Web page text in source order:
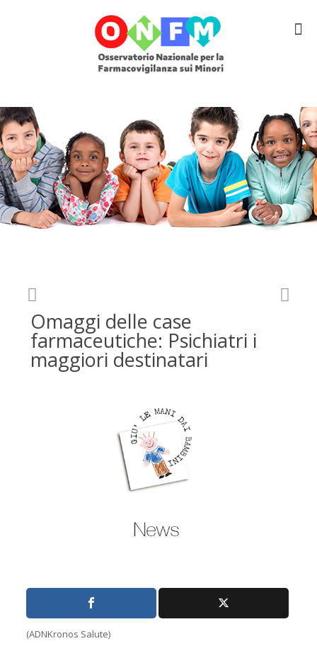
Omaggi delle case
farmaceutiche: Psichiatri i
maggiori destinatari
(ADNKronos Salute)